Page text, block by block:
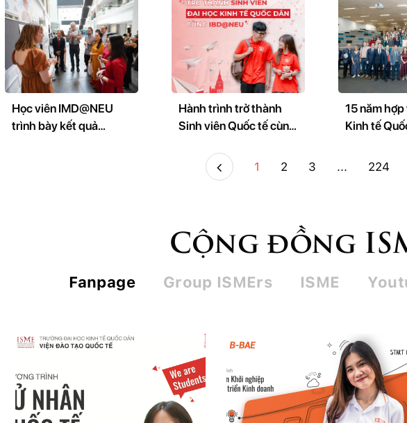
Học viên IMD@NEU
trình bày kết quả
Hành trình trở thành
Sinh viên Quốc tế cùng
15 năm
Kinh tế
Anh): Từ
tạo đến Hệ
1 2 3 ... 224
Cộng đồng
Fanpage Group ISMErs ISME